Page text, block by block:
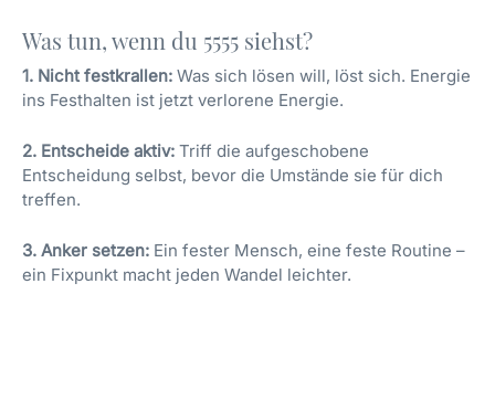
Was tun, wenn du 5555 siehst?
1. Nicht festkrallen: Was sich lösen will, löst sich. Energie
ins Festhalten ist jetzt verlorene Energie.
2. Entscheide aktiv: Triff die aufgeschobene
Entscheidung selbst, bevor die Umstände sie für dich
treffen.
3. Anker setzen: Ein fester Mensch, eine feste Routine –
ein Fixpunkt macht jeden Wandel leichter.